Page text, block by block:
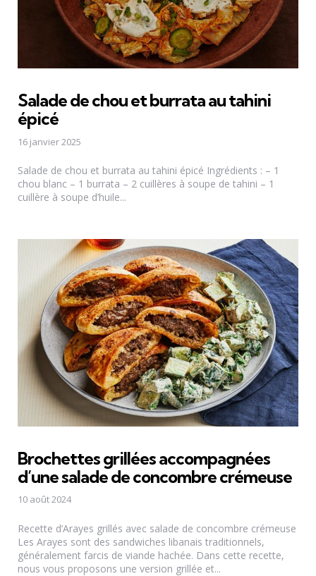
Salade de chou et burrata au tahini
épicé
16 janvier 2025
Salade de chou et burrata au tahini épicé Ingrédients : – 1
chou blanc – 1 burrata – 2 cuillères à soupe de tahini – 1
cuillère à soupe d’huile...
Brochettes grillées accompagnées
d’une salade de concombre crémeuse
10 août 2024
Recette d’Arayes grillés avec salade de concombre crémeuse
Les Arayes sont des sandwiches libanais traditionnels,
généralement farcis de viande hachée. Dans cette recette,
nous vous proposons une version grillée et...